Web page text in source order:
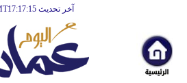
آخر تحديث GMT17:17:15